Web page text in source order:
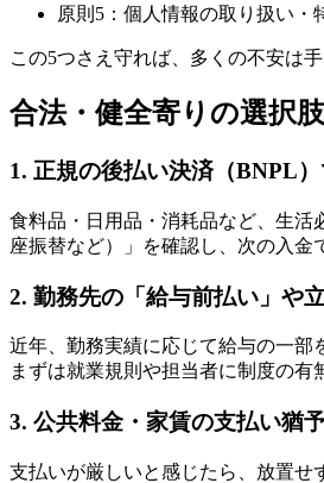
原則5：個人情報の取り扱い・
この5つさえ守れば、多くの不安は
合法・健全寄りの選択
1. 正規の後払い決済（BNPL
食料品・日用品・消耗品など、生活
座振替など）」を確認し、次の入金
2. 勤務先の「給与前払い」や
近年、勤務実績に応じて給与の一部
まずは就業規則や担当者に制度の有
3. 公共料金・家賃の支払い猶
支払いが厳しいと感じたら、放置せ